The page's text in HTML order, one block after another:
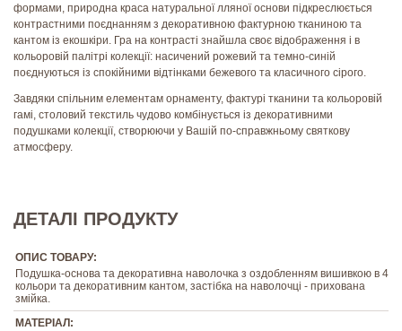
формами, природна краса натуральної лляної основи підкреслюється
контрастними поєднанням з декоративною фактурною тканиною та
кантом із екошкіри. Гра на контрасті знайшла своє відображення і в
кольоровій палітрі колекції: насичений рожевий та темно-синій
поєднуються із спокійними відтінками бежевого та класичного сірого.
Завдяки спільним елементам орнаменту, фактурі тканини та кольоровій
гамі, столовий текстиль чудово комбінується із декоративними
подушками колекції, створюючи у Вашій по-справжньому святкову
атмосферу.
ДЕТАЛІ ПРОДУКТУ
ОПИС ТОВАРУ:
Подушка-основа та декоративна наволочка з оздобленням вишивкою в 4
кольори та декоративним кантом, застібка на наволочці - прихована
змійка.
МАТЕРІАЛ: